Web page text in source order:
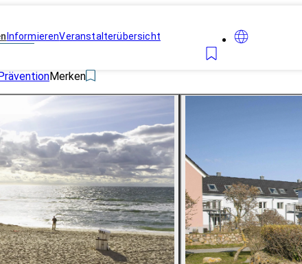
InformierenVeranstalterübersicht
Merken